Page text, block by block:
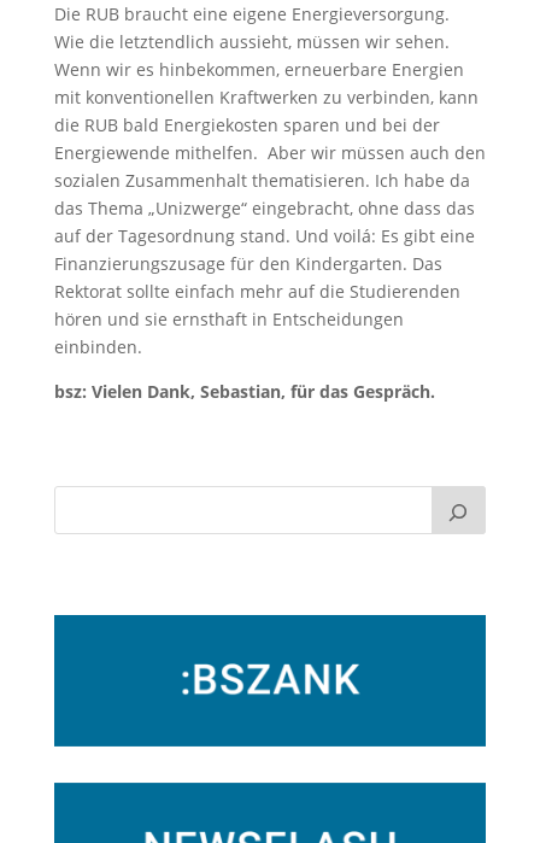
Die RUB braucht eine eigene Energieversorgung.
Wie die letztendlich aussieht, müssen wir sehen.
Wenn wir es hinbekommen, erneuerbare Energien
mit konventionellen Kraftwerken zu verbinden, kann
die RUB bald Energiekosten sparen und bei der
Energiewende mithelfen. Aber wir müssen auch den
sozialen Zusammenhalt thematisieren. Ich habe da
das Thema „Unizwerge“ eingebracht, ohne dass das
auf der Tagesordnung stand. Und voilá: Es gibt eine
Finanzierungszusage für den Kindergarten. Das
Rektorat sollte einfach mehr auf die Studierenden
hören und sie ernsthaft in Entscheidungen
einbinden.
bsz: Vielen Dank, Sebastian, für das Gespräch.